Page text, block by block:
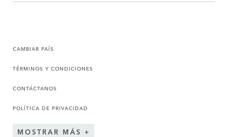
CAMBIAR PAÍS
TÉRMINOS Y CONDICIONES
CONTÁCTANOS
POLÍTICA DE PRIVACIDAD
MOSTRAR MÁS